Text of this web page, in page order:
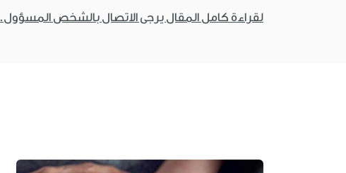
لقراءة كامل المقال يرجى الاتصال بالشخص المسؤول.